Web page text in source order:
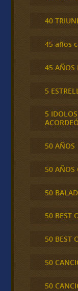
40
45 años
45 AÑOS
5
5
50 AÑOS
50 AÑOS
50
50 BEST
50 BEST
50
50